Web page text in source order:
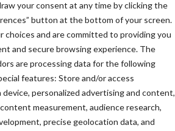
your consent at any time by clicking the
button at the bottom of your screen.
choices and are committed to providing you
and secure browsing experience. The
are processing data for the following
features: Store and/or access
device, personalized advertising and content,
measurement, audience research,
precise geolocation data, and
geconcentreerde melk
trotseren. Een vuistregel hierbij is
comfortzonde van
de staltemperatuur met 5°C, 10%
melkpoeder).